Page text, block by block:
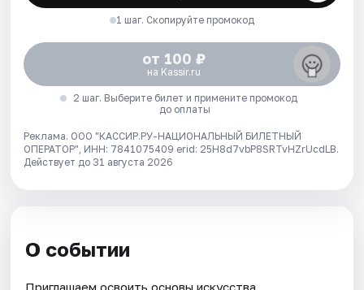
1 шаг. Скопируйте промокод
от 100 ₽
на Kassir.ru
2 шаг. Выберите билет и примените промокод
до оплаты
Реклама. ООО "КАССИР.РУ-НАЦИОНАЛЬНЫЙ БИЛЕТНЫЙ
ОПЕРАТОР", ИНН: 7841075409 erid: 25H8d7vbP8SRTvHZrUcdLB.
Действует до 31 августа 2026
О событии
Приглашаем освоить основы искусства